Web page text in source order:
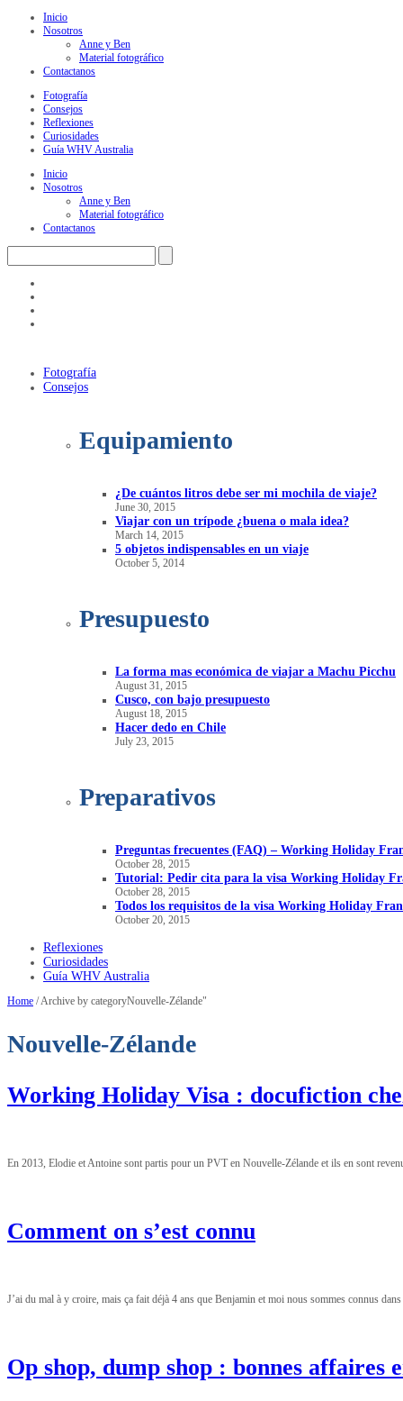
Inicio
Nosotros
Anne y Ben
Material fotográfico
Contactanos
Fotografía
Consejos
Reflexiones
Curiosidades
Guía WHV Australia
Inicio
Nosotros
Anne y Ben
Material fotográfico
Contactanos
Fotografía
Consejos
Equipamiento
¿De cuántos litros debe ser mi mochila de viaje?
June 30, 2015
Viajar con un trípode ¿buena o mala idea?
March 14, 2015
5 objetos indispensables en un viaje
October 5, 2014
Presupuesto
La forma mas económica de viajar a Machu Picchu
August 31, 2015
Cusco, con bajo presupuesto
August 18, 2015
Hacer dedo en Chile
July 23, 2015
Preparativos
Preguntas frecuentes (FAQ) – Working Holiday
October 28, 2015
Tutorial: Pedir cita para la visa Working Holiday
October 28, 2015
Todos los requisitos de la visa Working Holiday
October 20, 2015
Reflexiones
Curiosidades
Guía WHV Australia
Home /Archive by categoryNouvelle-Zélande"
Nouvelle-Zélande
Working Holiday Visa : docufiction
En 2013, Elodie et Antoine sont partis pour un PVT en Nouvelle-Zélande et ils en sont
Comment on s’est connu
J’ai du mal à y croire, mais ça fait déjà 4 ans que Benjamin et moi nous sommes connus
Op shop, dump shop : bonnes affaires